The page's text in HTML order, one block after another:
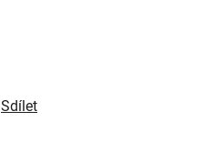
Sdílet